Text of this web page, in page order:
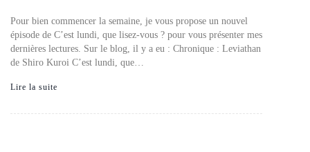
Pour bien commencer la semaine, je vous propose un nouvel
épisode de C’est lundi, que lisez-vous ? pour vous présenter mes
dernières lectures. Sur le blog, il y a eu : Chronique : Leviathan
de Shiro Kuroi C’est lundi, que…
Lire la suite